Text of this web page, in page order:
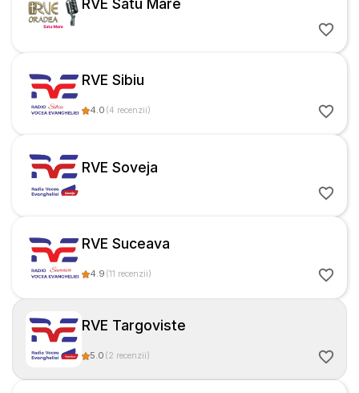
RVE Sibiu
4.0 (4 recenzii)
RVE Soveja
RVE Suceava
4.9 (11 recenzii)
RVE Targoviste
5.0 (2 recenzii)